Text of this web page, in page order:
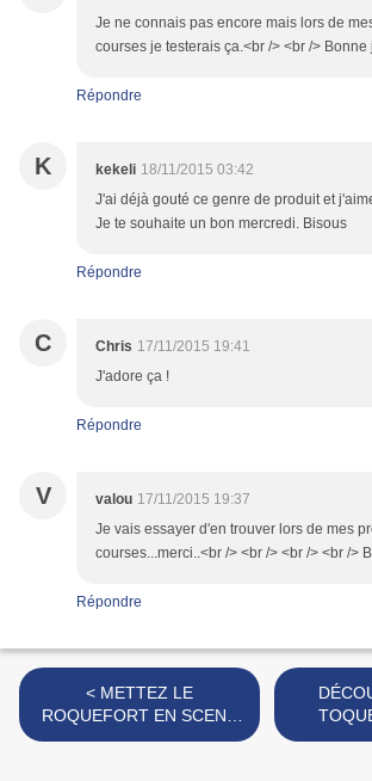
Je ne connais pas encore mais lors de
courses je testerais ça.<br /> <br /> Bonne
Répondre
K kekeli 18/11/2015 03:42
J'ai déjà gouté ce genre de produit et
Je te souhaite un bon mercredi. Bisous
Répondre
C Chris 17/11/2015 19:41
J'adore ça !
Répondre
V valou 17/11/2015 19:37
Je vais essayer d'en trouver lors de mes
courses...merci..<br /> <br /> <br /> <br />
Répondre
< METTEZ LE
ROQUEFORT EN SCENE
AU RESTAURANT : LE